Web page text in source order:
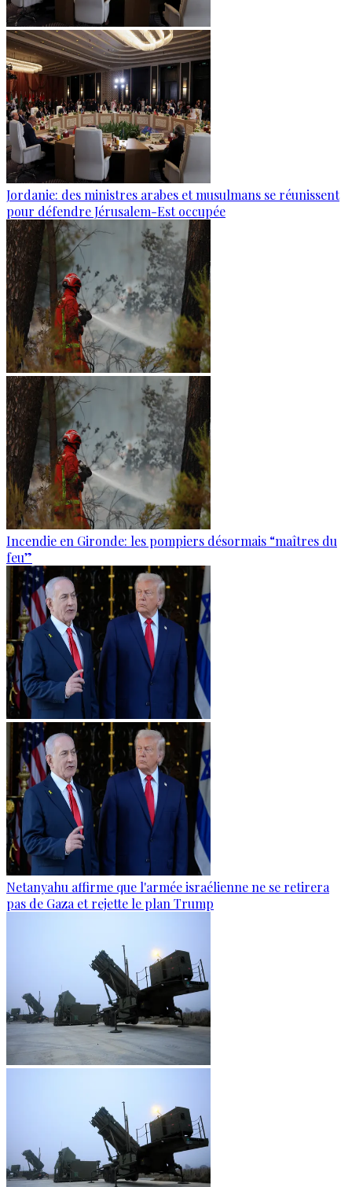
Jordanie: des ministres arabes et musulmans se réunissent
pour défendre Jérusalem-Est occupée
Incendie en Gironde: les pompiers désormais “maîtres du
feu”
Netanyahu affirme que l'armée israélienne ne se retirera
pas de Gaza et rejette le plan Trump